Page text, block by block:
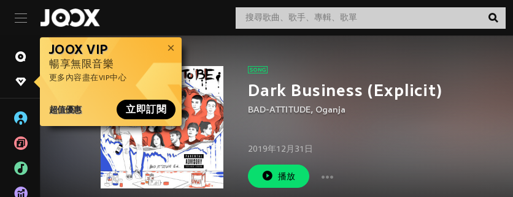
JOOX VIP
暢享無限音樂
更多內容盡在VIP中心
超值優惠 立即訂閱
Dark Business (Explicit)
BAD-ATTITUDE, Oganja
2019年12月31日
播放